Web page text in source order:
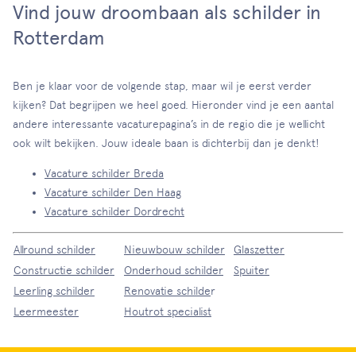
Vind jouw droombaan als schilder in
Rotterdam
Ben je klaar voor de volgende stap, maar wil je eerst verder
kijken? Dat begrijpen we heel goed. Hieronder vind je een aantal
andere interessante vacaturepagina’s in de regio die je wellicht
ook wilt bekijken. Jouw ideale baan is dichterbij dan je denkt!
Vacature schilder Breda
Vacature schilder Den Haag
Vacature schilder Dordrecht
Allround schilder Nieuwbouw schilder
Glaszetter
Constructie schilder
Onderhoud schilder
Spuiter
Leerling schilder
Renovatie schilder
Leermeester
Houtrot specialist